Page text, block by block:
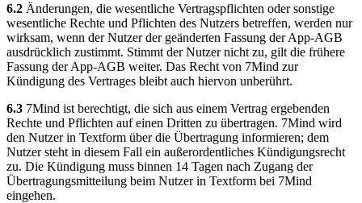
6.2 Änderungen, die wesentliche Vertragspflichten oder sonstige
wesentliche Rechte und Pflichten des Nutzers betreffen, werden nur
wirksam, wenn der Nutzer der geänderten Fassung der App-AGB
ausdrücklich zustimmt. Stimmt der Nutzer nicht zu, gilt die frühere
Fassung der App-AGB weiter. Das Recht von 7Mind zur
Kündigung des Vertrages bleibt auch hiervon unberührt.
6.3 7Mind ist berechtigt, die sich aus einem Vertrag ergebenden
Rechte und Pflichten auf einen Dritten zu übertragen. 7Mind wird
den Nutzer in Textform über die Übertragung informieren; dem
Nutzer steht in diesem Fall ein außerordentliches Kündigungsrecht
zu. Die Kündigung muss binnen 14 Tagen nach Zugang der
Übertragungsmitteilung beim Nutzer in Textform bei 7Mind
eingehen.